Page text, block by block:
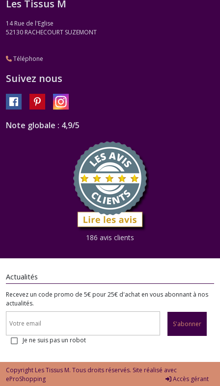
Les Tissus M
14 Rue de l'Eglise
52130 RACHECOURT SUZEMONT
Téléphone
Suivez nous
Note globale : 4,9/5
186 avis clients
Actualités
Recevez un code promo de 5€ pour 25€ d'achat en vous abonnant à nos
actualités.
S'abonner
Je ne suis pas un robot
Copyright Les Tissus M. Tous droits réservés. Site réalisé avec
eProShopping
Accès gérant